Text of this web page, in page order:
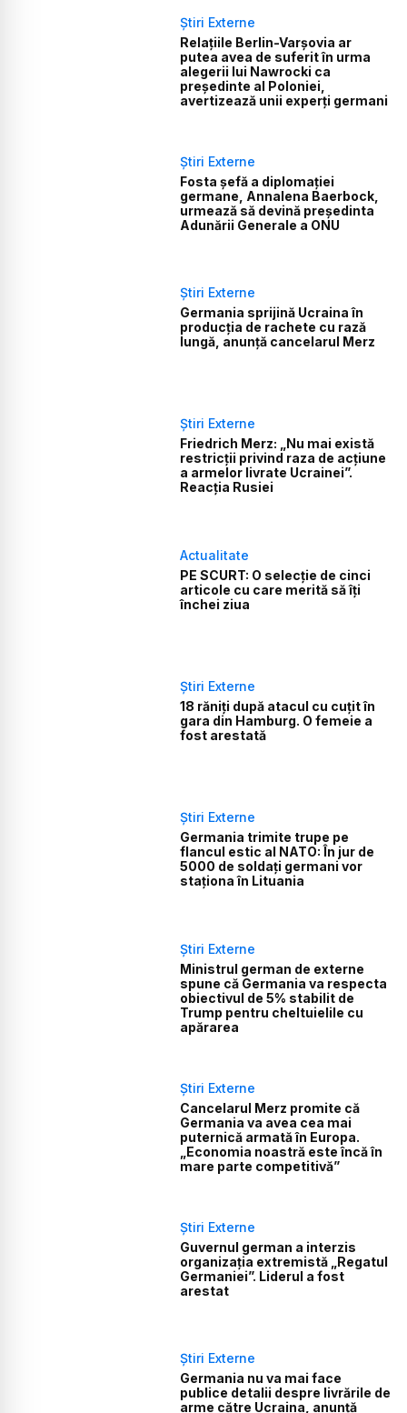
Știri Externe
Relațiile Berlin-Varșovia ar
putea avea de suferit în urma
alegerii lui Nawrocki ca
președinte al Poloniei,
avertizează unii experți germani
Știri Externe
Fosta șefă a diplomației
germane, Annalena Baerbock,
urmează să devină președinta
Adunării Generale a ONU
Știri Externe
Germania sprijină Ucraina în
producția de rachete cu rază
lungă, anunță cancelarul Merz
Știri Externe
Friedrich Merz: „Nu mai există
restricții privind raza de acțiune
a armelor livrate Ucrainei”.
Reacția Rusiei
Actualitate
PE SCURT: O selecție de cinci
articole cu care merită să îți
închei ziua
Știri Externe
18 răniți după atacul cu cuțit în
gara din Hamburg. O femeie a
fost arestată
Știri Externe
Germania trimite trupe pe
flancul estic al NATO: În jur de
5000 de soldați germani vor
staționa în Lituania
Știri Externe
Ministrul german de externe
spune că Germania va respecta
obiectivul de 5% stabilit de
Trump pentru cheltuielile cu
apărarea
Știri Externe
Cancelarul Merz promite că
Germania va avea cea mai
puternică armată în Europa.
„Economia noastră este încă în
mare parte competitivă”
Știri Externe
Guvernul german a interzis
organizația extremistă „Regatul
Germaniei”. Liderul a fost
arestat
Știri Externe
Germania nu va mai face
publice detalii despre livrările de
arme către Ucraina, anunță